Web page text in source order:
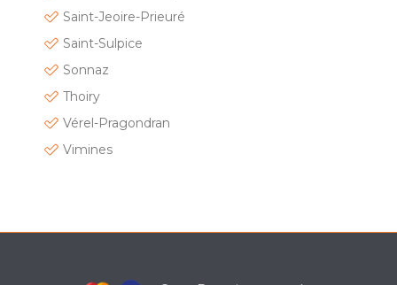
Saint-Jeoire-Prieuré
Saint-Sulpice
Sonnaz
Thoiry
Vérel-Pragondran
Vimines